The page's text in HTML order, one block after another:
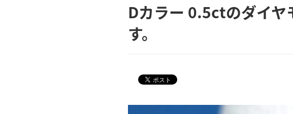
Dカラー 0.5ctのダイヤ
す。